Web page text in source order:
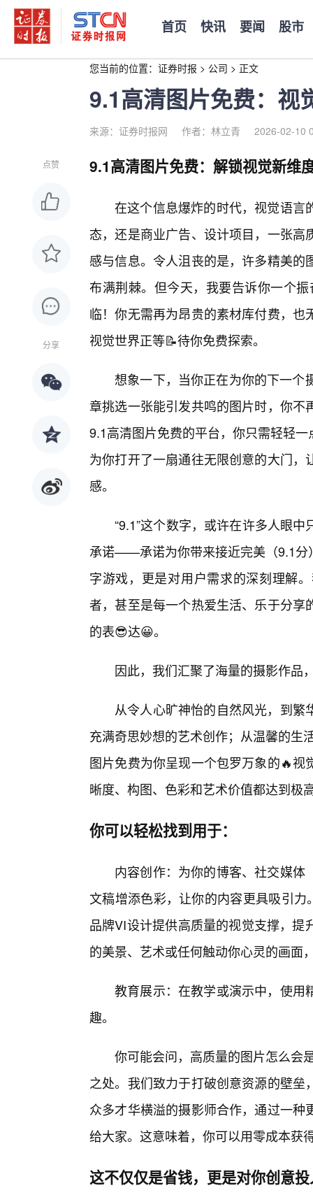
首页 快讯 要闻 股市
您当前的位置： 证券时报 > 公司 > 正文
9.1高清图片免费：视
来源：证券时报网 作者：林立青 2026-02-10
点赞
分享
9.1高清图片免费：解锁视觉新维
在这个信息爆炸的时代，视觉语言
态，还是商业广告、设计项目，一张
感与信息。令人沮丧的是，许多精美
布满荆棘。但今天，我要告诉你一个
临！你无需再为昂贵的素材库付费，
视觉世界正等📝待你免费探索。
想象一下，当你正在为你的下一个
章挑选一张能引发共鸣的图片时，你
9.1高清图片免费的平台，你只需轻轻
为你打开了一扇通往无限创意的大门
感。
“9.1”这个数字，或许在许多人眼
承诺——承诺为你带来接近完美（9.1分
字游戏，更是对用户需求的深刻理解
者，甚至是每一个热爱生活、乐于分
的表😎达😀。
因此，我们汇聚了海量的摄影作品
从令人心旷神怡的自然风光，到
充满奇思妙想的艺术创作；从温馨的
图片免费为你呈现一个包罗万象的🔥
晰度、构图、色彩和艺术价值都达到极
你可以轻松找到用于：
内容创作：为你的博客、社交媒
文稿增添色彩，让你的内容更具吸引
品牌VI设计提供高质量的视觉支撑，
的美景、艺术或任何触动你心灵的画面
教育展示：在教学或演示中，使用
趣。
你可能会问，高质量的图片怎么会
之处。我们致力于打破创意资源的壁
众多才华横溢的摄影师合作，通过一
给大家。这意味着，你可以用零成本获
这不仅仅是省钱，更是对你创意